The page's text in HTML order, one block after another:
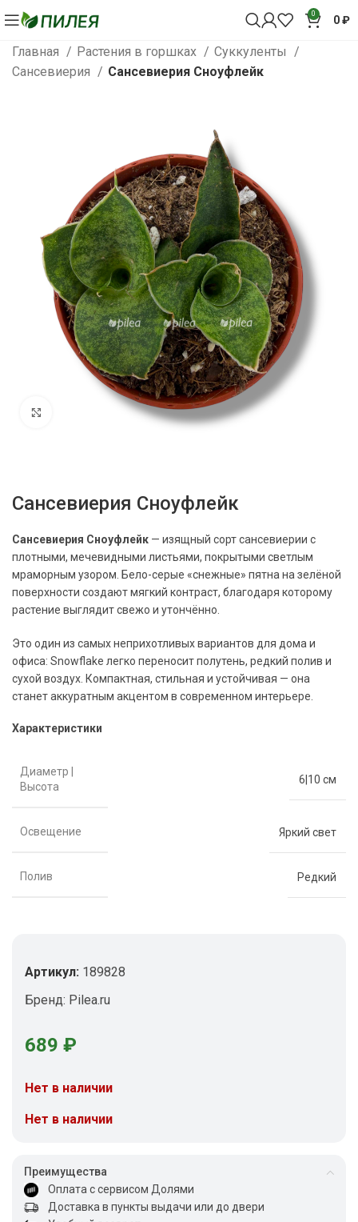
0 0₽
Главная Растения в горшках
Суккуленты
Сансевиерия
Сансевиерия Сноуфлейк
Нажмите, чтобы увеличить
Сансевиерия Сноуфлейк
Сансевиерия Сноуфлейк — изящный сорт сансевиерии с
плотными, мечевидными листьями, покрытыми светлым
мраморным узором. Бело-серые «снежные» пятна на зелёной
поверхности создают мягкий контраст, благодаря которому
растение выглядит свежо и утончённо.
Это один из самых неприхотливых вариантов для дома и
офиса: Snowflake легко переносит полутень, редкий полив и
сухой воздух. Компактная, стильная и устойчивая — она
станет аккуратным акцентом в современном интерьере.
Характеристики
Диаметр |
Высота
6|10 см
Освещение Яркий свет
Полив Редкий
Артикул: 189828
Бренд: Pilea.ru
689 ₽
Нет в наличии
Нет в наличии
Преимущества
Оплата с сервисом Долями
Доставка в пункты выдачи или до двери